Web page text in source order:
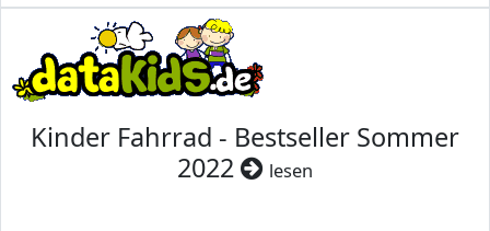
Kinder Fahrrad - Bestseller Sommer
2022
lesen